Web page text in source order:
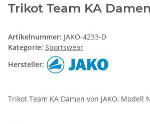
Trikot Team KA Damen
Artikelnummer: JAKO-4233-D
Kategorie: Sportswear
Hersteller:
Trikot Team KA Damen von JAKO, Modell